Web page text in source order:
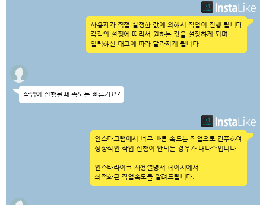
사용자가 직접 설정한 값에 의해서 작업이 진행 됩니다.
각각의 설정에 따라서 원하는 값을 설정하게 되며
입력하신 태그에 따라 달라지게 됩니다.
작업이 진행될때 속도는 빠른가요?
인스타그램에서 너무 빠른 속도는 작업으로 간주하여,
정상적인 작업 진행이 안되는 경우가 대다수입니다.
인스타라이크 사용설명서 페이지에서
최적화된 작업속도를 알려드립니다.